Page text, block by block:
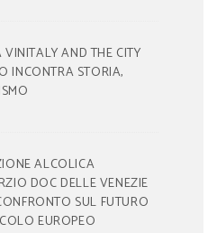
AND THE CITY
INCONTRA STORIA,
ALCOLICA
DOC DELLE VENEZIE
SUL FUTURO
EUROPEO